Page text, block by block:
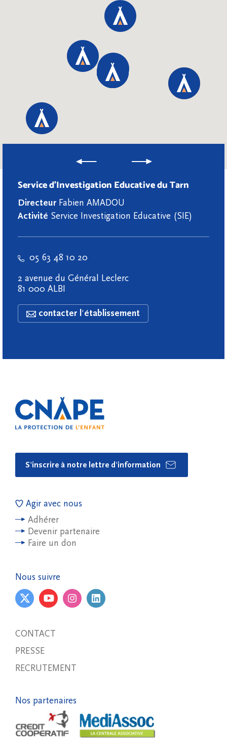
Service d’Investigation Educative du Tarn
Directeur Fabien AMADOU
Activité Service Investigation Educative (SIE)
05 63 48 10 20
2 avenue du Général Leclerc
81 000 ALBI
contacter l'établissement
S'inscrire à notre lettre d'information
Agir avec nous
Adhérer
Devenir partenaire
Faire un don
Nous suivre
CONTACT
PRESSE
RECRUTEMENT
Nos partenaires